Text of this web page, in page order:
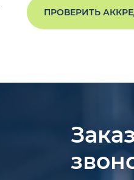
ПРОВЕРИТЬ